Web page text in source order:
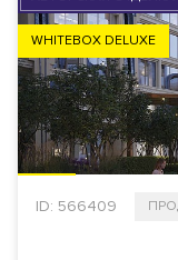
WHITEBOX DELUXE
ID: 566409